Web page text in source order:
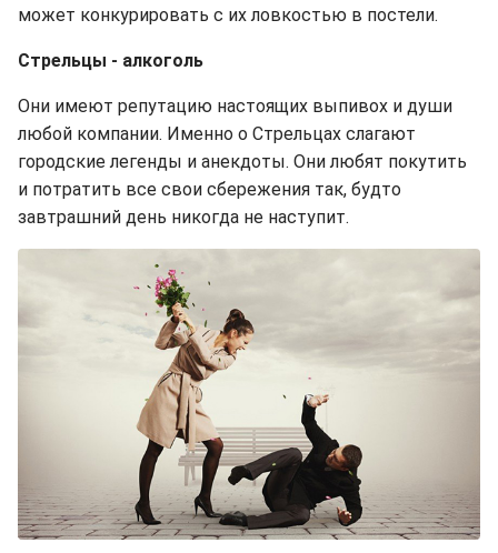
может конкурировать с их ловкостью в постели.
Стрельцы - алкоголь
Они имеют репутацию настоящих выпивох и души
любой компании. Именно о Стрельцах слагают
городские легенды и анекдоты. Они любят покутить
и потратить все свои сбережения так, будто
завтрашний день никогда не наступит.